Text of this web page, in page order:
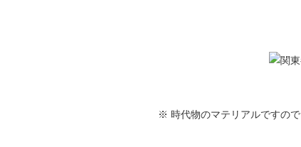
※ 時代物のマテリアルですの